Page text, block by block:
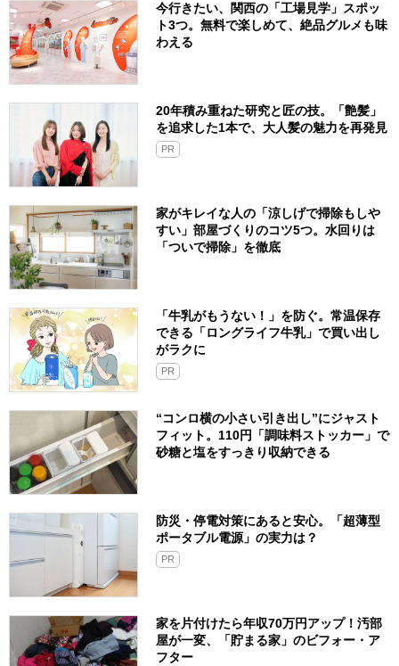
今行きたい、関西の「工場見学」スポッ
ト3つ。無料で楽しめて、絶品グルメも味
わえる
20年積み重ねた研究と匠の技。「艶髪」
を追求した1本で、大人髪の魅力を再発見
PR
家がキレイな人の「涼しげで掃除もしや
すい」部屋づくりのコツ5つ。水回りは
「ついで掃除」を徹底
「牛乳がもうない！」を防ぐ。常温保存
できる「ロングライフ牛乳」で買い出し
がラクに
PR
“コンロ横の小さい引き出し”にジャスト
フィット。110円「調味料ストッカー」で
砂糖と塩をすっきり収納できる
防災・停電対策にあると安心。「超薄型
ポータブル電源」の実力は？​
PR
家を片付けたら年収70万円アップ！汚部
屋が一変、「貯まる家」のビフォー・ア
フター